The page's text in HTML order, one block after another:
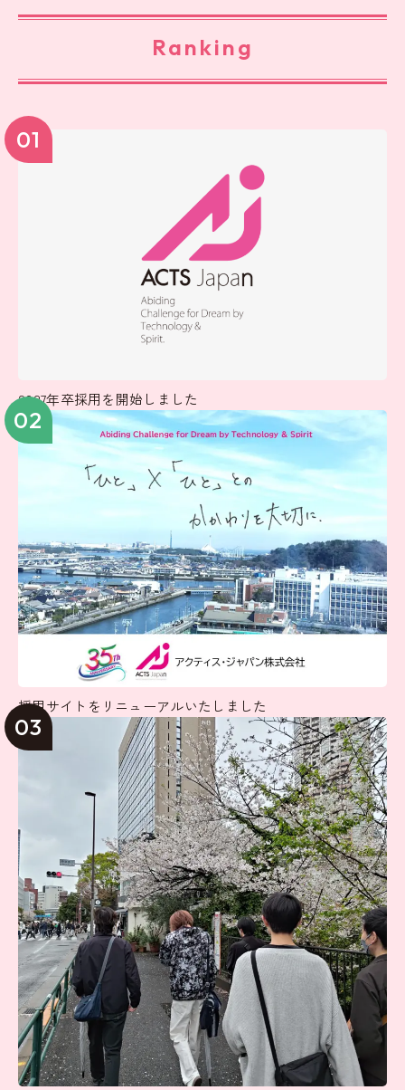
Ranking
01
2027年卒採用を開始しました
02
採用サイトをリニューアルいたしました
03